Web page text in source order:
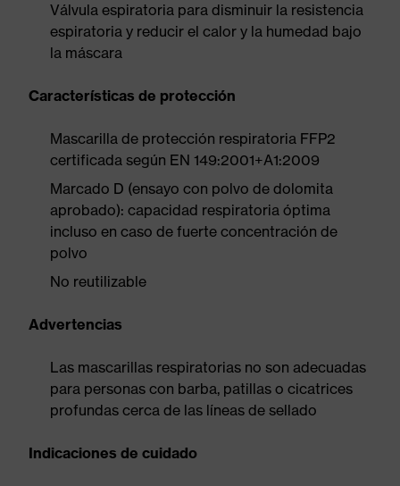
Válvula espiratoria para disminuir la resistencia
espiratoria y reducir el calor y la humedad bajo
la máscara
Características de protección
Mascarilla de protección respiratoria FFP2
certificada según EN 149:2001+A1:2009
Marcado D (ensayo con polvo de dolomita
aprobado): capacidad respiratoria óptima
incluso en caso de fuerte concentración de
polvo
No reutilizable
Advertencias
Las mascarillas respiratorias no son adecuadas
para personas con barba, patillas o cicatrices
profundas cerca de las líneas de sellado
Indicaciones de cuidado